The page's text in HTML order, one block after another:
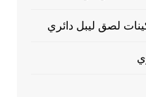
لصق ليبل دائري